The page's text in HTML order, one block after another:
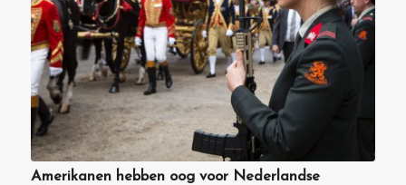
Amerikanen hebben oog voor Nederlandse